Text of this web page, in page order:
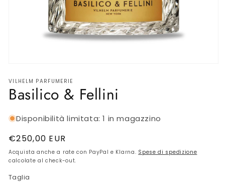
SKINCARE INTIMA
Gift Card
multimediali
1
in
VILHELM PARFUMERIE
Basilico & Fellini
Disponibilità limitata: 1 in magazzino
Prezzo
di
listino
€250,00 EUR
Acquista anche a rate con PayPal e Klarna. Spese di spedizione
calcolate al check-out.
Taglia